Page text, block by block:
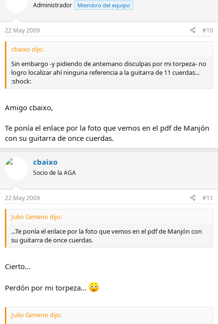
Administrador Miembro del equipo
22 May 2009 #10
cbaixo dijo:
Sin embargo -y pidiendo de antemano disculpas por mi torpeza- no
logro localizar ahí ninguna referencia a la guitarra de 11 cuerdas...
:shock:
Amigo cbaixo,
Te ponía el enlace por la foto que vemos en el pdf de Manjón
con su guitarra de once cuerdas.
cbaixo
Socio de la AGA
22 May 2009 #11
Julio Gimeno dijo:
...Te ponía el enlace por la foto que vemos en el pdf de Manjón con
su guitarra de once cuerdas.
Cierto...
Perdón por mi torpeza...
Julio Gimeno dijo: